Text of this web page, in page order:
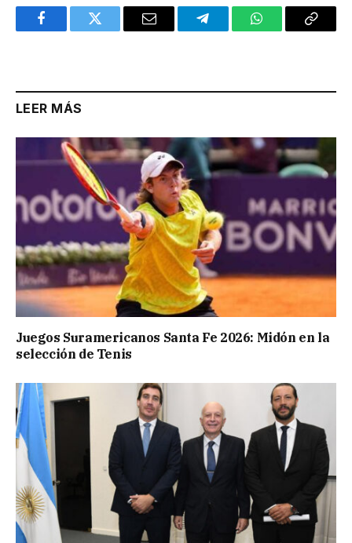
FacebookTwitter Email TelegramWhatsAppCopy
LEER MÁS
Juegos Suramericanos Santa Fe 2026: Midón en la
selección de Tenis